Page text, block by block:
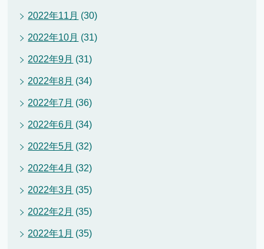
2022年11月 (30)
2022年10月 (31)
2022年9月 (31)
2022年8月 (34)
2022年7月 (36)
2022年6月 (34)
2022年5月 (32)
2022年4月 (32)
2022年3月 (35)
2022年2月 (35)
2022年1月 (35)